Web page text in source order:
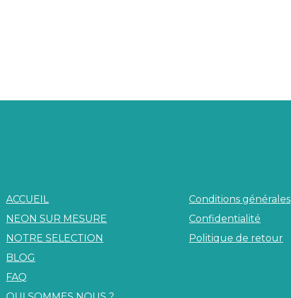
ACCUEIL
NEON SUR MESURE
NOTRE SELECTION
BLOG
FAQ
Conditions générales
Confidentialité
Politique de retour